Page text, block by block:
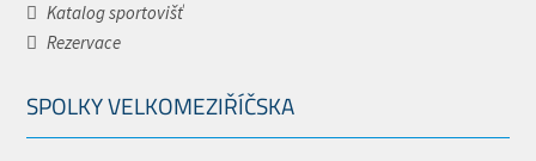
Katalog sportovišť
Rezervace
SPOLKY VELKOMEZIŘÍČSKA